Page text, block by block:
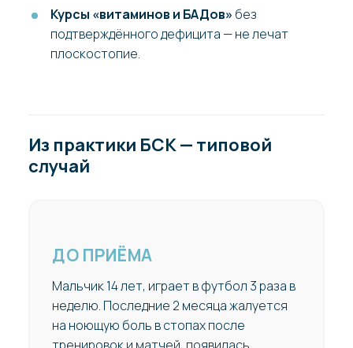
Курсы «витаминов и БАДов» без
подтверждённого дефицита — не лечат
плоскостопие.
Из практики БСК — типовой
случай
ДО ПРИЁМА
Мальчик 14 лет, играет в футбол 3 раза в
неделю. Последние 2 месяца жалуется
на ноющую боль в стопах после